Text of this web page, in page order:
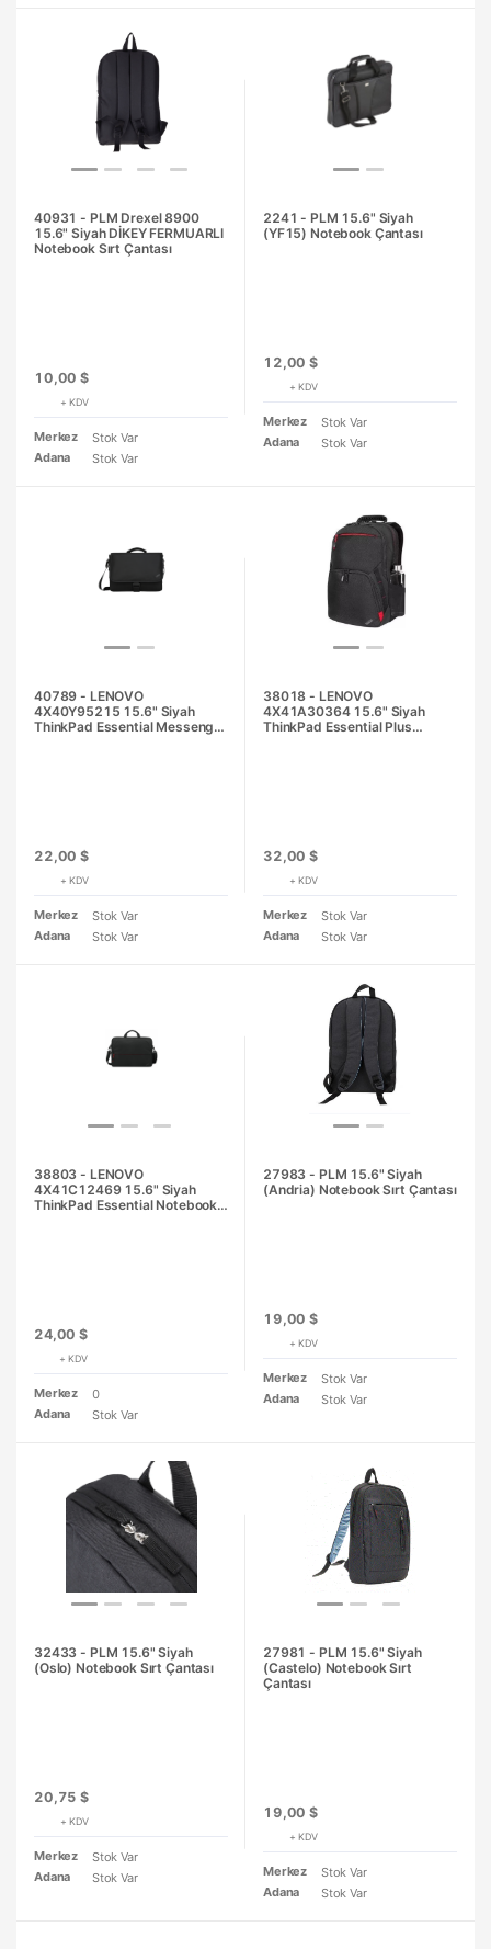
40931 - PLM Drexel 8900
15.6" Siyah DİKEY FERMUARLI
Notebook Sırt Çantası
10,00 $
+ KDV
Merkez
Stok Var
Adana
Stok Var
2241 - PLM 15.6" Siyah
(YF15) Notebook Çantası
12,00 $
+ KDV
Merkez
Stok Var
Adana
Stok Var
40789 - LENOVO
4X40Y95215 15.6" Siyah
ThinkPad Essential Messenger
22,00 $
+ KDV
Merkez
Stok Var
Adana
Stok Var
38018 - LENOVO
4X41A30364 15.6" Siyah
ThinkPad Essential Plus
32,00 $
+ KDV
Merkez
Stok Var
Adana
Stok Var
38803 - LENOVO
4X41C12469 15.6" Siyah
ThinkPad Essential Notebook
24,00 $
+ KDV
Merkez
0
Adana
Stok Var
27983 - PLM 15.6" Siyah
(Andria) Notebook Sırt Çantası
19,00 $
+ KDV
Merkez
Stok Var
Adana
Stok Var
32433 - PLM 15.6" Siyah
(Oslo) Notebook Sırt Çantası
20,75 $
+ KDV
Merkez
Stok Var
Adana
Stok Var
27981 - PLM 15.6" Siyah
(Castelo) Notebook Sırt
Çantası
19,00 $
+ KDV
Merkez
Stok Var
Adana
Stok Var